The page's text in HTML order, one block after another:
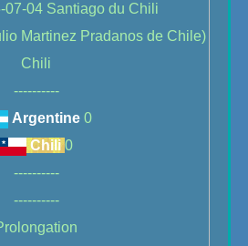
07-04 Santiago du Chili
Martinez Pradanos de Chile)
Chili
----------
Argentine 0
Chili0
----------
----------